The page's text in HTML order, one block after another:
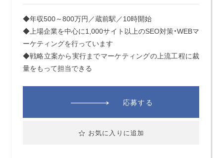
◆年収500～800万円／蔵前駅／10時開始
◆上場企業を中心に1,000サイト以上のSEO対策・WEBマ
ーケティングを行っています
◆戦略立案から実行までマーケティングの上流工程に裁
量をもって担当できる
応募する
お気に入りに追加